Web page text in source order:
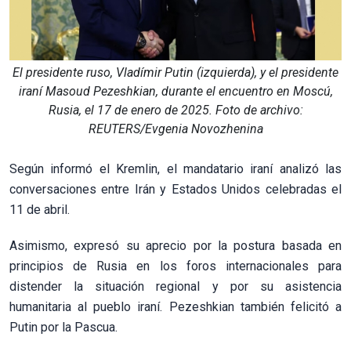
El presidente ruso, Vladímir Putin (izquierda), y el presidente
iraní Masoud Pezeshkian, durante el encuentro en Moscú,
Rusia, el 17 de enero de 2025. Foto de archivo:
REUTERS/Evgenia Novozhenina
Según informó el Kremlin, el mandatario iraní analizó las
conversaciones entre Irán y Estados Unidos celebradas el
11 de abril.
Asimismo, expresó su aprecio por la postura basada en
principios de Rusia en los foros internacionales para
distender la situación regional y por su asistencia
humanitaria al pueblo iraní. Pezeshkian también felicitó a
Putin por la Pascua.